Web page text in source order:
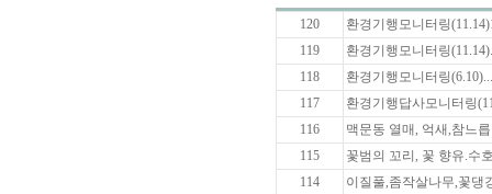
120
환경기행모니터링
119
환경기행모니터링
118
환경기행모니터링(6.10)...
117
환경기행답사모니터링
116
맥문동 열매, 억새,참느
115
꽃범의 꼬리, 꽃 향유.수
114
이질풀,좀작살나무,꽃댕